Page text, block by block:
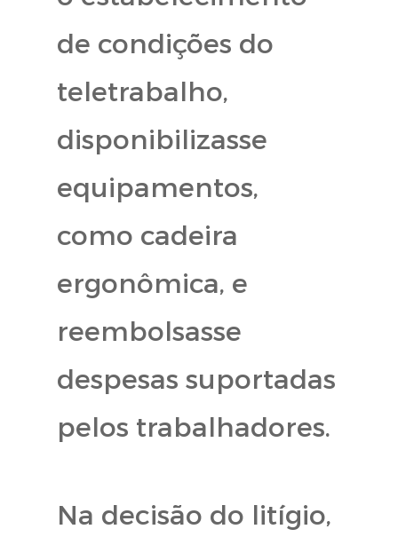
de condições do
teletrabalho,
disponibilizasse
equipamentos,
como cadeira
ergonômica, e
reembolsasse
despesas suportadas
pelos trabalhadores.
Na decisão do litígio,